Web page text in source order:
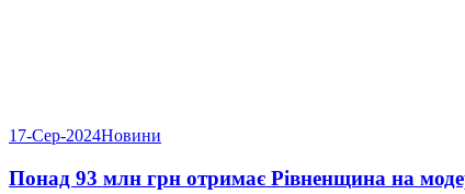
17-Сер-2024Новини
Понад 93 млн грн отримає Рівненщина на